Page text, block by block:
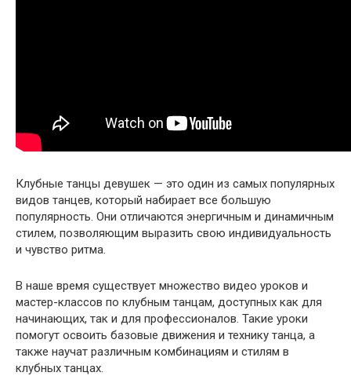
Клубные танцы девушек — это один из самых популярных
видов танцев, который набирает все большую
популярность. Они отличаются энергичным и динамичным
стилем, позволяющим выразить свою индивидуальность
и чувство ритма.
В наше время существует множество видео уроков и
мастер-классов по клубным танцам, доступных как для
начинающих, так и для профессионалов. Такие уроки
помогут освоить базовые движения и технику танца, а
также научат различным комбинациям и стилям в
клубных танцах.